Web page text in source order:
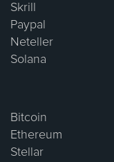
Skrill
Paypal
Neteller
Solana
Bitcoin
Ethereum
Stellar